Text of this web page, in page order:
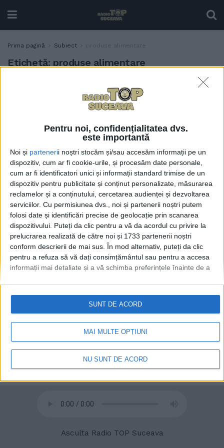
Pentru noi, confidențialitatea dvs.
este importantă
Noi și partenerii noștri stocăm și/sau accesăm informații pe un
dispozitiv, cum ar fi cookie-urile, și procesăm date personale,
cum ar fi identificatori unici și informații standard trimise de un
dispozitiv pentru publicitate și conținut personalizate, măsurarea
reclamelor și a conținutului, cercetarea audienței și dezvoltarea
serviciilor. Cu permisiunea dvs., noi și partenerii noștri putem
folosi date și identificări precise de geolocație prin scanarea
dispozitivului. Puteți da clic pentru a vă da acordul cu privire la
prelucrarea realizată de către noi și 1733 partenerii noștri
conform descrierii de mai sus. În mod alternativ, puteți da clic
pentru a refuza să vă dați consimțământul sau pentru a accesa
informații mai detaliate și a vă schimba preferințele înainte de a
retrageți consimțământul în orice moment, revenind la acest site
și făcând clic pe butonul "Confidențialitate" din partea de jos a
paginii web.
MAI MULTE OPȚIUNI
NU SUNT DE ACORD
SUNT DE ACORD
Prima pagină Subiect produse alimentare
Etichetă: produse alimentare
Decanul Facultății de
Inginerie Alimentară,
Mircea Oroian, despre
alimente: „Cred că pîrghia
pe care o are statul în
această problemă e doar cu
TVA-ul, ar mai putea regla
de acolo prețul”
2 AUGUST, 2022
Radio TOP Suceava 104 FM
Asculta Radio TOP Suceava